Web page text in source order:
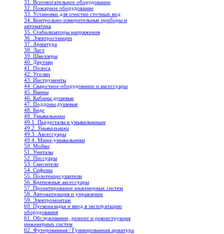
31. Вспомогательное оборудование
32. Пожарное оборудование
33. Установки для очистки сточных вод
34. Контрольно-измерительные приборы и
автоматика
35. Стабилизаторы напряжения
36. Электростанции
37. Арматура
38. Лист
39. Швеллеры
40. Двутавр
41. Полоса
42. Уголки
43. Инструменты
44. Сварочное оборудование и аксессуары
45. Ванны
46. Кабины душевые
47. Поддоны душевые
48. Биде
49. Умывальники
49.1. Пьедесталы к умывальникам
49.2. Умывальники
49.3. Аксессуары
49.4. Мини-умывальники
50. Мойки
51. Унитазы
52. Писсуары
53. Смесители
54. Сифоны
55. Полотенцесушители
56. Крепежные аксессуары
57. Проектирование инженерных систем
58. Автоматизация и управление
59. Электромонтаж
60. Пусконаладка и ввод в эксплуатацию
оборудования
61. Обслуживание, ремонт и реконструкция
инженерных систем
62. Футерованная / Гуммированная арматура